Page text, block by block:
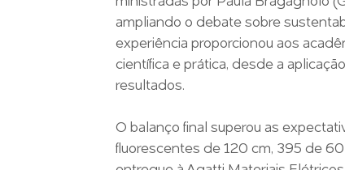
ampliando o debate sobre
experiência proporcionou aos
científica e prática, desde a
resultados.
O balanço final superou as
fluorescentes de 120 cm, 395 de 60